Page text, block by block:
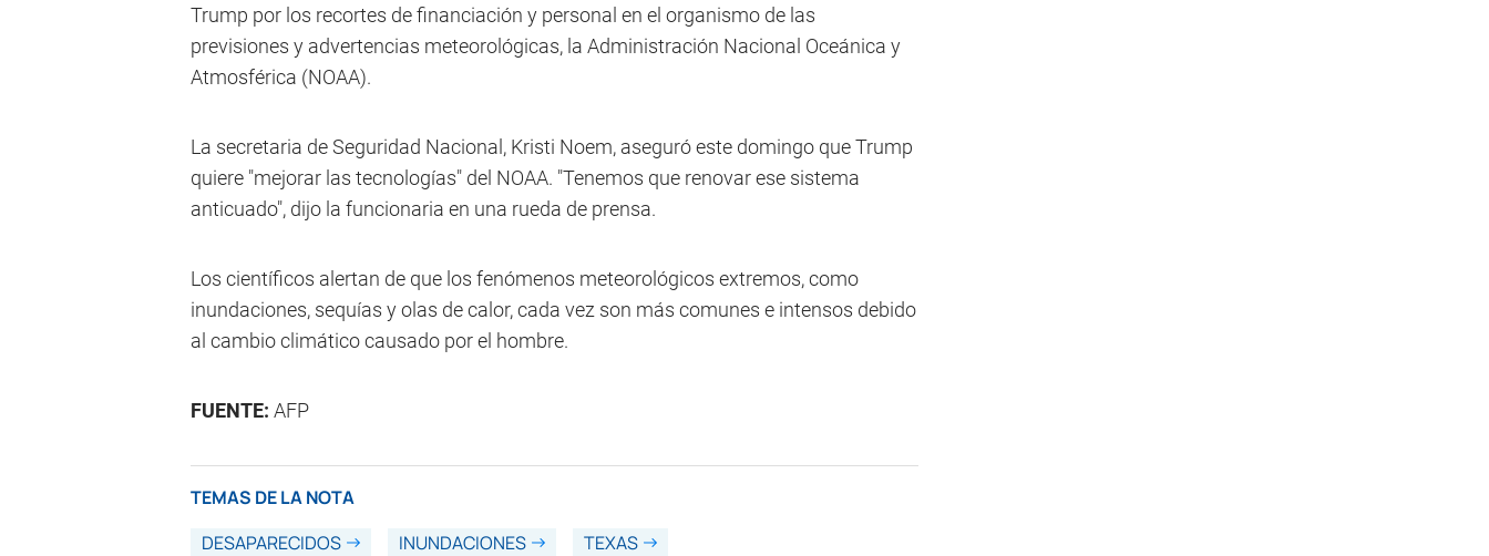
Trump por los recortes de financiación y personal en el organismo de las
previsiones y advertencias meteorológicas, la Administración Nacional Oceánica y
Atmosférica (NOAA).
La secretaria de Seguridad Nacional, Kristi Noem, aseguró este domingo que Trump
quiere "mejorar las tecnologías" del NOAA. "Tenemos que renovar ese sistema
anticuado", dijo la funcionaria en una rueda de prensa.
Los científicos alertan de que los fenómenos meteorológicos extremos, como
inundaciones, sequías y olas de calor, cada vez son más comunes e intensos debido
al cambio climático causado por el hombre.
FUENTE: AFP
TEMAS DE LA NOTA
DESAPARECIDOS
INUNDACIONES TEXAS